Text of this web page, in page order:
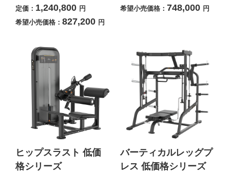
定価： 1,240,800 円
希望小売価格： 827,200 円
希望小売価格： 748,000 円
ヒップスラスト 低価
格シリーズ
バーティカルレッグプ
レス 低価格シリーズ